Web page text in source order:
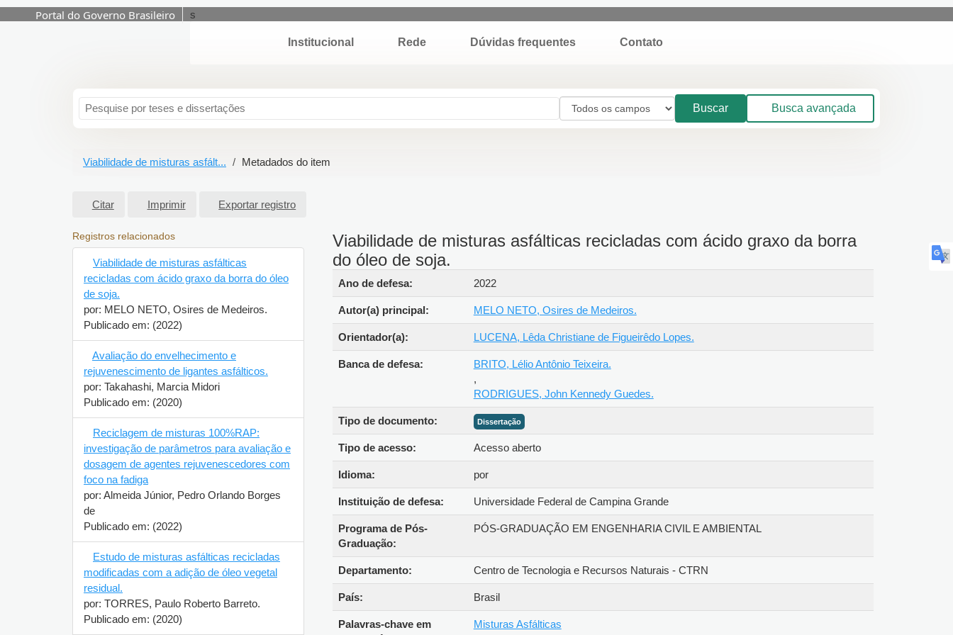
Portal do Governo Brasileiro
s
Pular para o conteúdo
Institucional Rede Dúvidas frequentes
Buscar Busca avançada
Viabilidade de misturas asfált... Metadados do item
Citar Imprimir Exportar registro
Viabilidade de misturas asfálticas recicladas com ácido graxo da
borra do óleo de soja.
Detalhes bibliográficos
Ano de defesa:
2022
Autor(a) principal:
MELO NETO, Osires de Medeiros.
Orientador(a):
LUCENA, Lêda Christiane de Figueirêdo Lopes.
Banca de defesa:
BRITO, Lélio Antônio Teixeira.
,
RODRIGUES, John Kennedy Guedes.
Tipo de documento:
Dissertação
Tipo de acesso:
Acesso aberto
Idioma:
por
Instituição de defesa:
Universidade Federal de Campina Grande
Programa de Pós-
Graduação:
PÓS-GRADUAÇÃO EM ENGENHARIA CIVIL E AMBIENTAL
Departamento:
Centro de Tecnologia e Recursos Naturais - CTRN
País:
Brasil
Palavras-chave em
Misturas Asfálticas
Registros relacionados
Viabilidade de misturas asfálticas
recicladas com ácido graxo da borra do
óleo de soja.
por: MELO NETO, Osires de Medeiros.
Publicado em: (2022)
Avaliação do envelhecimento e
rejuvenescimento de ligantes asfálticos.
por: Takahashi, Marcia Midori
Publicado em: (2020)
Reciclagem de misturas 100%RAP:
investigação de parâmetros para avaliação
e dosagem de agentes rejuvenescedores
com foco na fadiga
por: Almeida Júnior, Pedro Orlando Borges
de
Publicado em: (2022)
Estudo de misturas asfálticas recicladas
modificadas com a adição de óleo vegetal
residual.
por: TORRES, Paulo Roberto Barreto.
Publicado em: (2020)